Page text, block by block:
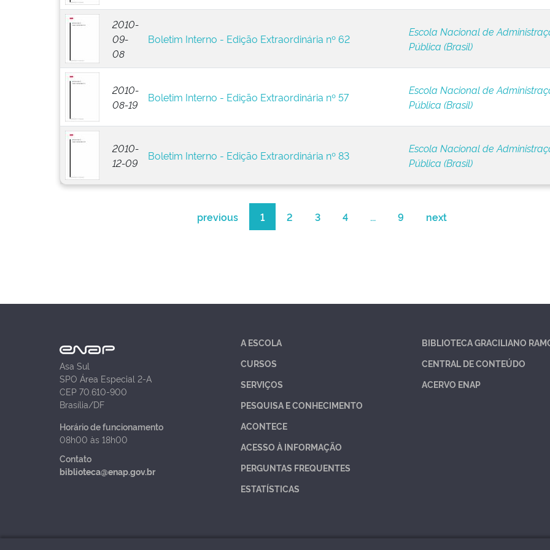
2010-
09-
08
Boletim Interno - Edição Extraordinária nº 62
Escola Nacional de
Pública (Brasil)
2010-
08-19
Boletim Interno - Edição Extraordinária nº 57
Escola Nacional de
Pública (Brasil)
2010-
12-09
Boletim Interno - Edição Extraordinária nº 83
Escola Nacional de
Pública (Brasil)
previous 1 2 3 4 ... 9 next
Asa Sul
SPO Área Especial 2-A
CEP 70.610-900
Brasília/DF
Horário de funcionamento
08h00 às 18h00
Contato
biblioteca@enap.gov.br
A ESCOLA
CURSOS
SERVIÇOS
PESQUISA E CONHECIMENTO
ACONTECE
ACESSO À INFORMAÇÃO
PERGUNTAS FREQUENTES
ESTATÍSTICAS
BIBLIOTECA GRACILIANO
CENTRAL DE CONTEÚDO
ACERVO ENAP